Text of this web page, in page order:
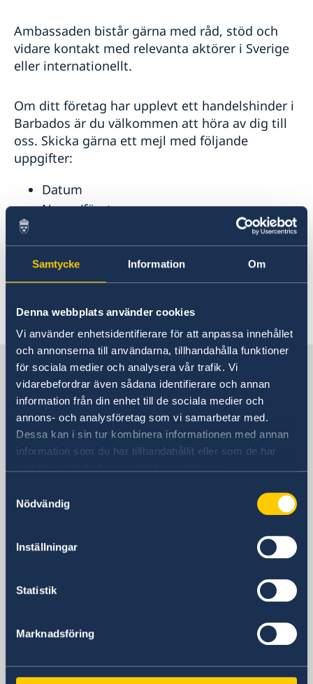
Samtycke Information Om
Denna webbplats använder cookies
Vi använder enhetsidentifierare för att anpassa innehållet
och annonserna till användarna, tillhandahålla funktioner
för sociala medier och analysera vår trafik. Vi
vidarebefordrar även sådana identifierare och annan
information från din enhet till de sociala medier och
annons- och analysföretag som vi samarbetar med.
Dessa kan i sin tur kombinera informationen med annan
information som du har tillhandahållit eller som de har
Nödvändig
Inställningar
Statistik
Marknadsföring
Ambassaden bistår gärna med råd, stöd och
vidare kontakt med relevanta aktörer i Sverige
eller internationellt.
Om ditt företag har upplevt ett handelshinder i
Barbados är du välkommen att höra av dig till
oss. Skicka gärna ett mejl med följande
uppgifter:
Datum
Namn/företag
Kort beskrivning av problemet
Kontaktuppgifter hittar du i sidfoten.
Senast uppdaterad 08 jan. 2026, 08.11
Sverige i Karibien
Sveriges ambassad
(Stockholmsbaserad)
utlandsmyndigheterna har inte öppet för
besökare. Kontakta oss via epost eller
Postadress
Kansliet för stöd till mindre
Telefonnummer
E-postadress